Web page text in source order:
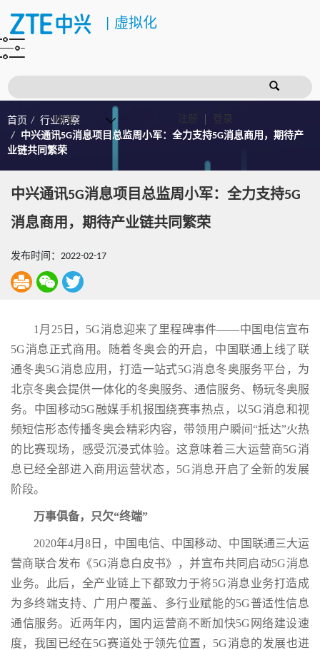
虚拟化
注册 登录
首页
行业洞察
中兴通讯5G消息项目总监周小军：全力支持5G消息商用，期待产
业链共同繁荣
中兴通讯5G消息项目总监周小军：全力支持5G
消息商用，期待产业链共同繁荣
发布时间：2022-02-17
1月25日，5G消息迎来了里程碑事件——中国电信宣布
5G消息正式商用。随着冬奥会的开启，中国联通上线了联
通冬奥5G消息应用，打造一站式5G消息冬奥服务平台，为
北京冬奥会提供一体化的冬奥服务、通信服务、畅玩冬奥服
务。中国移动5G融媒手机报围绕赛事热点，以5G消息和视
频短信形态传播冬奥会精彩内容，带领用户瞬间“抵达”火热
的比赛现场，感受沉浸式体验。这意味着三大运营商5G消
息已经全部进入商用运营状态，5G消息开启了全新的发展
阶段。
万事俱备，只欠“终端”
2020年4月8日，中国电信、中国移动、中国联通三大运
营商联合发布《5G消息白皮书》，并宣布共同启动5G消息
业务。此后，全产业链上下都致力于将5G消息业务打造成
为多终端支持、广用户覆盖、多行业赋能的5G普适性信息
通信服务。近两年内，国内运营商不断加快5G网络建设速
度，我国已经在5G赛道处于领先位置，5G消息的发展也进